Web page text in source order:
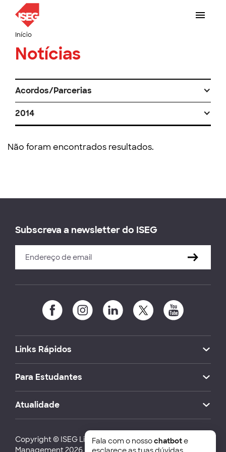
Início
Notícias
Acordos/Parcerias
2014
Não foram encontrados resultados.
Subscreva a newsletter do ISEG
Links Rápidos
Para Estudantes
Atualidade
Copyright © ISEG Lisbon School of Economics and
Management 2026
Fala com o nossochatbote